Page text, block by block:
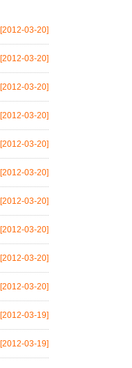
[2012-03-20]
[2012-03-20]
[2012-03-20]
[2012-03-20]
[2012-03-20]
[2012-03-20]
[2012-03-20]
[2012-03-20]
[2012-03-20]
[2012-03-20]
[2012-03-19]
[2012-03-19]